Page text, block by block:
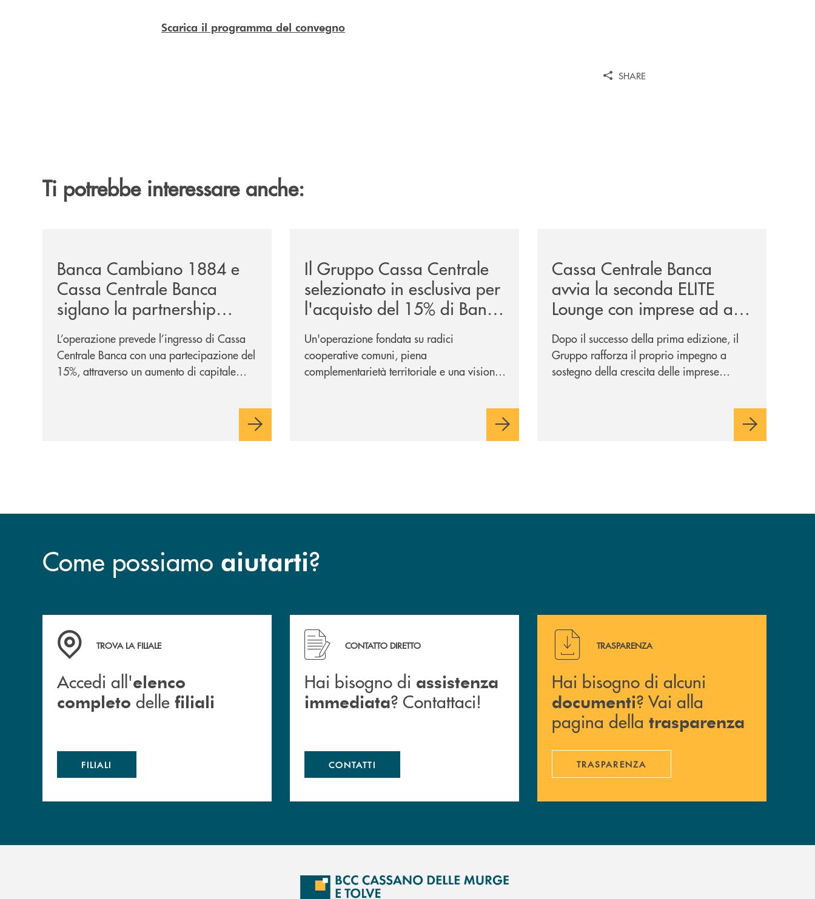
Scarica il programma del convegno
SHARE
Ti potrebbe interessare anche:
Banca Cambiano 1884 e
Cassa Centrale Banca
siglano la partnership
strategica
L’operazione prevede l’ingresso di Cassa
Centrale Banca con una partecipazione del
15%, attraverso un aumento di capitale
sulla condivisione di valori comuni e sulla
prossimità ai territori, per ampliare l’offerta
Il Gruppo Cassa Centrale
selezionato in esclusiva per
l'acquisto del 15% di Banca
Cambiano 1884
Un'operazione fondata su radici
cooperative comuni, piena
complementarietà territoriale e una visione
Cassa Centrale Banca
avvia la seconda ELITE
Lounge con imprese ad alto
potenziale
Dopo il successo della prima edizione, il
Gruppo rafforza il proprio impegno a
sostegno della crescita delle imprese
Come possiamo aiutarti?
Accedi all' elenco completo delle filiali
TROVA LA FILIALE
Accedi all'elenco
completo delle filiali
FILIALI
Hai bisogno di assistenza immediata ? Contattaci!
CONTATTO DIRETTO
Hai bisogno di assistenza
immediata? Contattaci!
CONTATTI
Hai bisogno di alcuni documenti ? Vai alla pagina della
TRASPARENZA
Hai bisogno di alcuni
documenti? Vai alla
pagina della trasparenza
TRASPARENZA